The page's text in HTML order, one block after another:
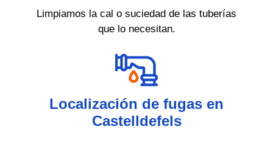
Limpiamos la cal o suciedad de las tuberías
que lo necesitan.
Localización de fugas en
Castelldefels